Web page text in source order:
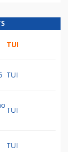
TUI
TUI
TUI
TUI